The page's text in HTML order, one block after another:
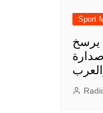
Sport
يرسخ